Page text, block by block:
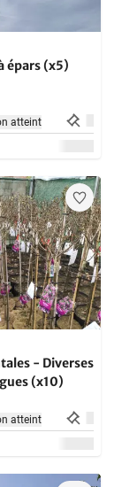
épars (x5)
atteint
- Diverses
(x10)
atteint